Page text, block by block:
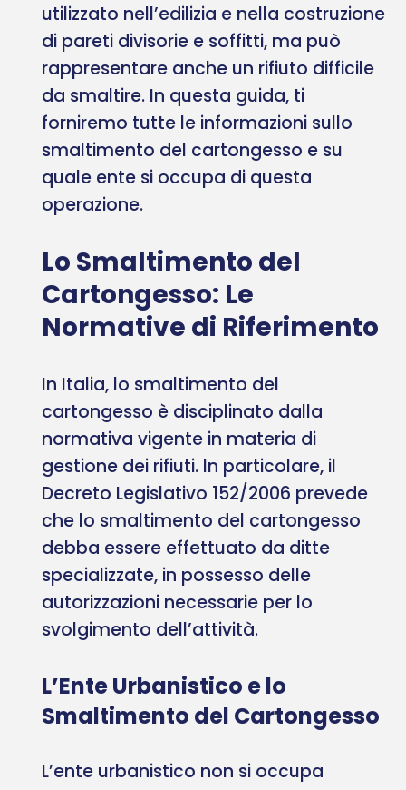
utilizzato nell’edilizia e nella costruzione
di pareti divisorie e soffitti, ma può
rappresentare anche un rifiuto difficile
da smaltire. In questa guida, ti
forniremo tutte le informazioni sullo
smaltimento del cartongesso e su
quale ente si occupa di questa
operazione.
Lo Smaltimento del
Cartongesso: Le
Normative di Riferimento
In Italia, lo smaltimento del
cartongesso è disciplinato dalla
normativa vigente in materia di
gestione dei rifiuti. In particolare, il
Decreto Legislativo 152/2006 prevede
che lo smaltimento del cartongesso
debba essere effettuato da ditte
specializzate, in possesso delle
autorizzazioni necessarie per lo
svolgimento dell’attività.
L’Ente Urbanistico e lo
Smaltimento del Cartongesso
L’ente urbanistico non si occupa